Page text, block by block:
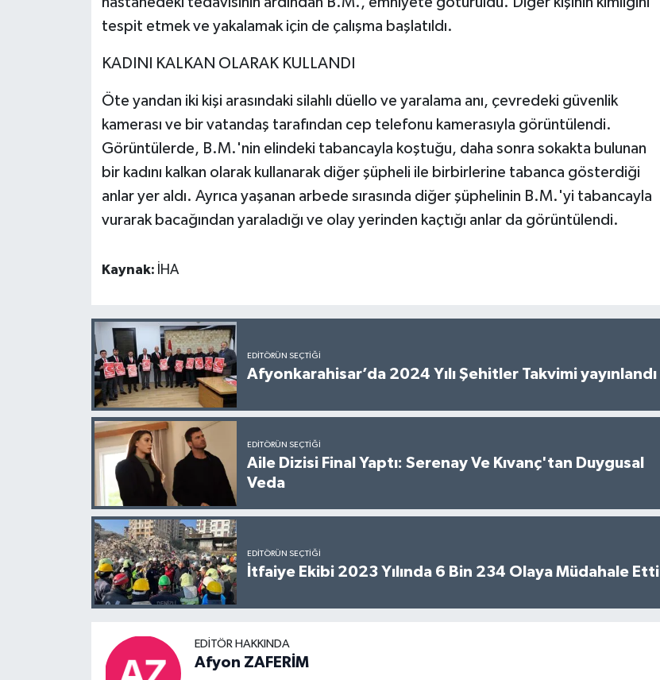
tespit etmek ve yakalamak için de çalışma başlatıldı.
KADINI KALKAN OLARAK KULLANDI
Öte yandan iki kişi arasındaki silahlı düello ve yaralama anı, çevredeki güvenlik
kamerası ve bir vatandaş tarafından cep telefonu kamerasıyla görüntülendi.
Görüntülerde, B.M.'nin elindeki tabancayla koştuğu, daha sonra sokakta bulunan
bir kadını kalkan olarak kullanarak diğer şüpheli ile birbirlerine tabanca gösterdiği
anlar yer aldı. Ayrıca yaşanan arbede sırasında diğer şüphelinin B.M.'yi tabancayla
vurarak bacağından yaraladığı ve olay yerinden kaçtığı anlar da görüntülendi.
Kaynak: İHA
EDITÖRÜN SEÇTIĞI
Afyonkarahisar’da 2024 Yılı Şehitler Takvimi yayınlandı
EDITÖRÜN SEÇTIĞI
Aile Dizisi Final Yaptı: Serenay Ve Kıvanç'tan Duygusal
Veda
EDITÖRÜN SEÇTIĞI
İtfaiye Ekibi 2023 Yılında 6 Bin 234 Olaya Müdahale Etti
EDITÖR HAKKINDA
Afyon ZAFERİM